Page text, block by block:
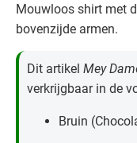
Mouwloos shirt met
bovenzijde armen.
Dit artikel Mey
verkrijgbaar in de
Bruin